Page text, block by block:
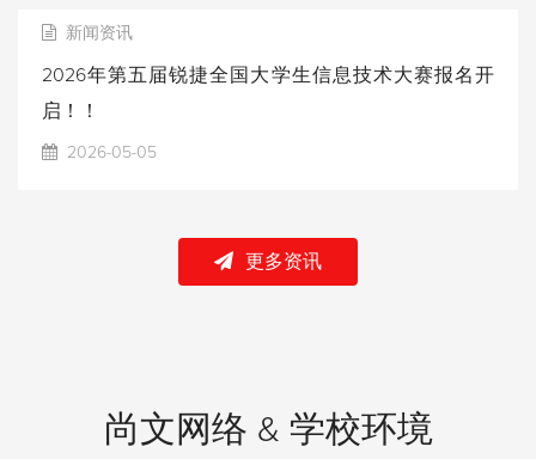
新闻资讯
2026年第五届锐捷全国大学生信息技术大赛报名开
启！！
2026-05-05
更多资讯
尚文网络 & 学校环境